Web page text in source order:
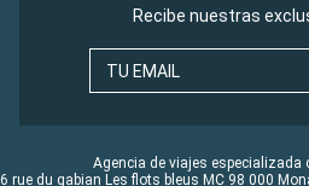
Recibe nuestras
TU EMAIL
Agencia de viajes especializada
rue du gabian Les flots bleus MC 98 000